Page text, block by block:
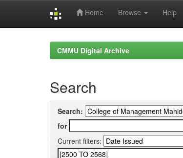
Home Browse Help
CMMU Digital Archive
Search
Search:
for
Current filters: